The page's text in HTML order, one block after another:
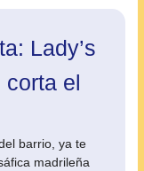
Lady’s
corta el
barrio, ya te
madrileña